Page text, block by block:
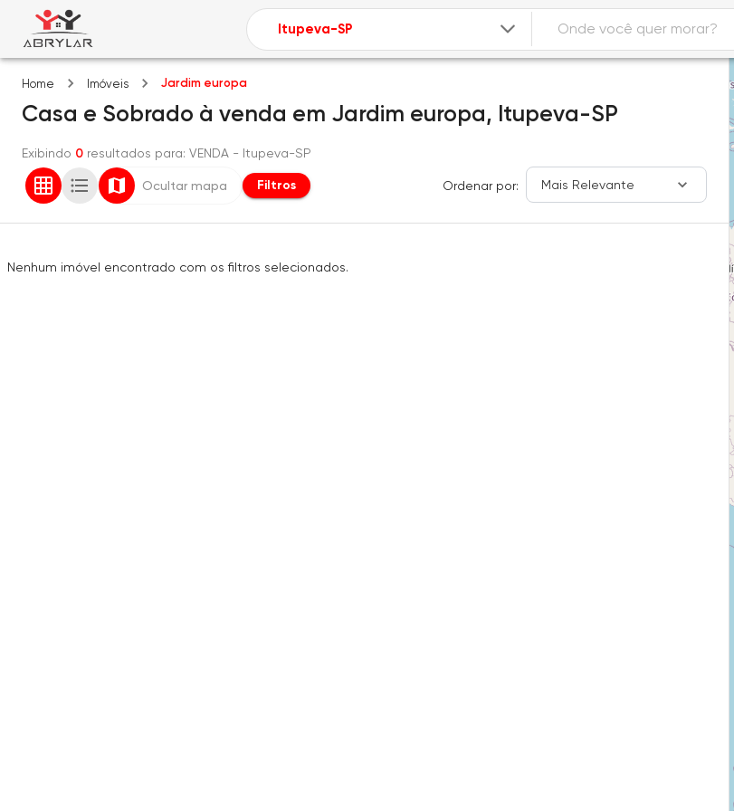
Home Imóveis Jardim europa
Casa e Sobrado à venda em Jardim europa, Itupeva-SP
Exibindo 0 resultados para: VENDA - Itupeva-SP
Ocultar mapa Filtros Ordenar por: Mais Relevante
Nenhum imóvel encontrado com os filtros selecionados.